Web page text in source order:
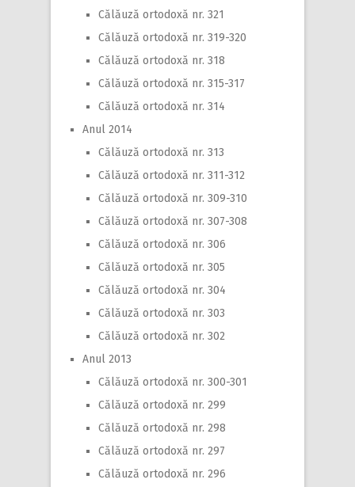
Călăuză ortodoxă nr. 321
Călăuză ortodoxă nr. 319-320
Călăuză ortodoxă nr. 318
Călăuză ortodoxă nr. 315-317
Călăuză ortodoxă nr. 314
Anul 2014
Călăuză ortodoxă nr. 313
Călăuză ortodoxă nr. 311-312
Călăuză ortodoxă nr. 309-310
Călăuză ortodoxă nr. 307-308
Călăuză ortodoxă nr. 306
Călăuză ortodoxă nr. 305
Călăuză ortodoxă nr. 304
Călăuză ortodoxă nr. 303
Călăuză ortodoxă nr. 302
Anul 2013
Călăuză ortodoxă nr. 300-301
Călăuză ortodoxă nr. 299
Călăuză ortodoxă nr. 298
Călăuză ortodoxă nr. 297
Călăuză ortodoxă nr. 296